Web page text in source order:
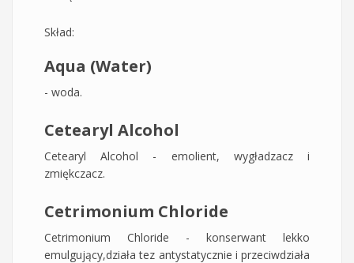
Skład:
Aqua (Water)
- woda.
Cetearyl Alcohol
Cetearyl Alcohol - emolient, wygładzacz i
zmiękczacz.
Cetrimonium Chloride
​Cetrimonium Chloride - konserwant lekko
emulgujący,działa tez antystatycznie i przeciwdziała